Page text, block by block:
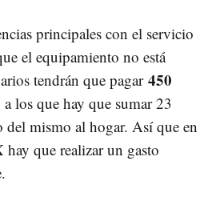
principales con el servicio
el equipamiento no está
tendrán que pagar 450
a los que hay que sumar 23
del mismo al hogar. Así que en
hay que realizar un gasto